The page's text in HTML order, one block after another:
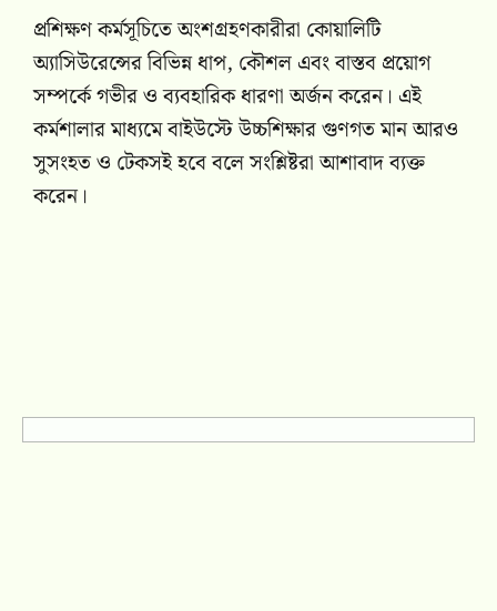
প্রশিক্ষণ কর্মসূচিতে অংশগ্রহণকারীরা কোয়ালিটি
অ্যাসিউরেন্সের বিভিন্ন ধাপ, কৌশল এবং বাস্তব প্রয়োগ
সম্পর্কে গভীর ও ব্যবহারিক ধারণা অর্জন করেন। এই
কর্মশালার মাধ্যমে বাইউস্টে উচ্চশিক্ষার গুণগত মান আরও
সুসংহত ও টেকসই হবে বলে সংশ্লিষ্টরা আশাবাদ ব্যক্ত
করেন।